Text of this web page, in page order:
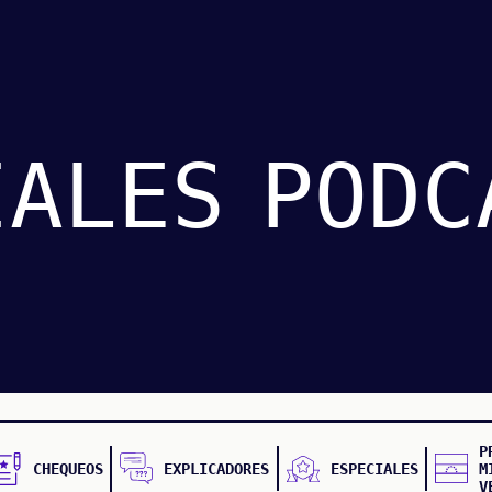
CHEQUEOS EXPLICADORES ESPECIALES